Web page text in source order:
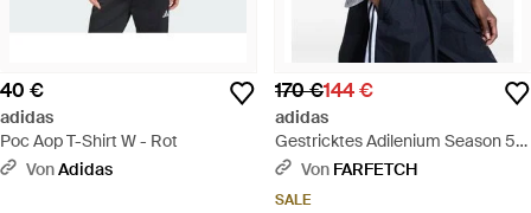
40 €
adidas
Poc Aop T-Shirt W - Rot
VonAdidas
170 €144 €
adidas
Gestricktes Adilenium Season 5
T-Shirt - Grau
Von FARFETCH
SALE